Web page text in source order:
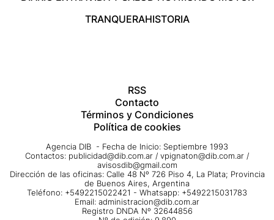
TRANQUERAHISTORIA
RSS
Contacto
Términos y Condiciones
Política de cookies
Agencia DIB - Fecha de Inicio: Septiembre 1993
Contactos: publicidad@dib.com.ar / vpignaton@dib.com.ar /
avisosdib@gmail.com
Dirección de las oficinas: Calle 48 Nº 726 Piso 4, La Plata; Provincia
de Buenos Aires, Argentina
Teléfono: +5492215022421 - Whatsapp: +5492215031783
Email: administracion@dib.com.ar
Registro DNDA Nº 32644856